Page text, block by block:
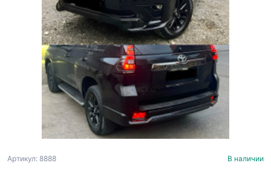
Артикул: 8888 В наличии